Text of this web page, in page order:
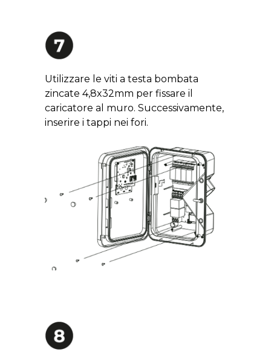
Utilizzare le viti a testa bombata
zincate 4,8x32mm per fissare il
caricatore al muro. Successivamente,
inserire i tappi nei fori.